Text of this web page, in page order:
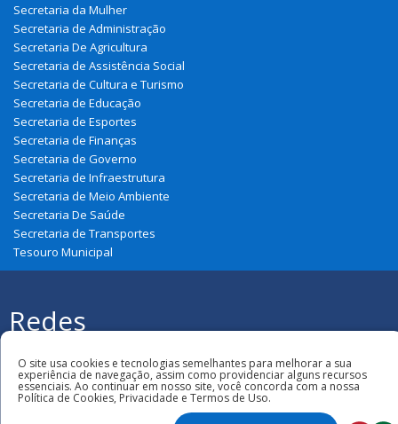
Secretaria da Mulher
Secretaria de Administração
Secretaria De Agricultura
Secretaria de Assistência Social
Secretaria de Cultura e Turismo
Secretaria de Educação
Secretaria de Esportes
Secretaria de Finanças
Secretaria de Governo
Secretaria de Infraestrutura
Secretaria de Meio Ambiente
Secretaria De Saúde
Secretaria de Transportes
Tesouro Municipal
Redes
Sociais
Municipal de Belágua
O site usa cookies e tecnologias semelhantes para melhorar a sua
experiência de navegação, assim como providenciar alguns recursos
essenciais. Ao continuar em nosso site, você concorda com a nossa
Política de Cookies, Privacidade e Termos de Uso.